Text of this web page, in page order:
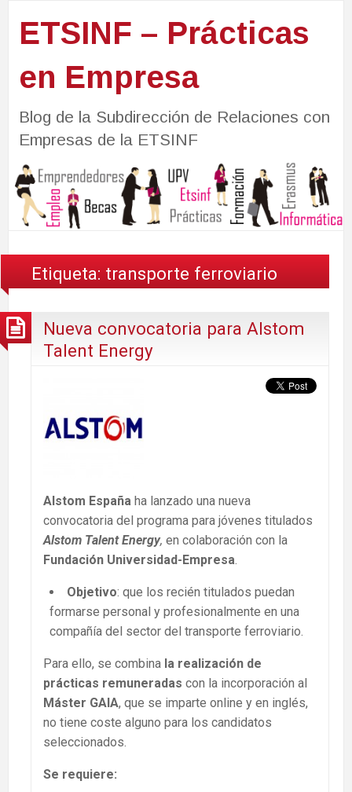
ETSINF – Prácticas
en Empresa
Blog de la Subdirección de Relaciones con
Empresas de la ETSINF
Etiqueta: transporte ferroviario
Nueva convocatoria para Alstom
Talent Energy
Alstom España ha lanzado una nueva
convocatoria del programa para jóvenes titulados
Alstom Talent Energy, en colaboración con la
Fundación Universidad-Empresa.
Objetivo: que los recién titulados puedan
formarse personal y profesionalmente en una
compañía del sector del transporte ferroviario.
Para ello, se combina la realización de
prácticas remuneradas con la incorporación al
Máster GAIA, que se imparte online y en inglés,
no tiene coste alguno para los candidatos
seleccionados.
Se requiere: